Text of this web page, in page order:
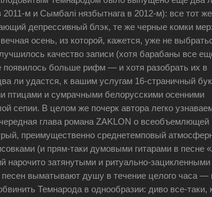
2011-м и Сымбалі нязбытнага в 2012-м): все тот же
депрессивный блэк, те же черные комки
осень, из которой, кажется, уже не
качество записи (хотя барабаны все
появилось больше рифм — и хотя разобрать их в
ли удастся, к вашим услугам 16-страничный
птицами и сумрачными белорусскими осенними
сепии. В целом же почерк автора легко
глава романа ZAKLON о всеобъемлющей
преимущественно среднетемповый
(и прям-таки думовыми гитарами в песне
нарочито затянутыми и ритуально-зацикленными
выматывают душу в течение целого часа —
Темнарода в однообразии: диво все-таки,